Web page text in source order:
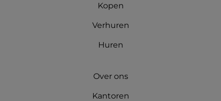
Kopen
Verhuren
Huren
Over ons
Kantoren